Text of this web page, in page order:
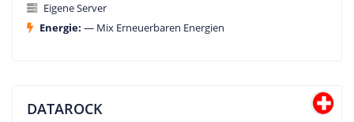
Eigene Server
Energie: — Mix Erneuerbaren Energien
DATAROCK